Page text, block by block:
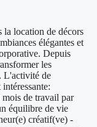
la location de décors
élégantes et
Depuis
les
L'activité de
mois de travail par
équilibre de vie
créatif(ve) -